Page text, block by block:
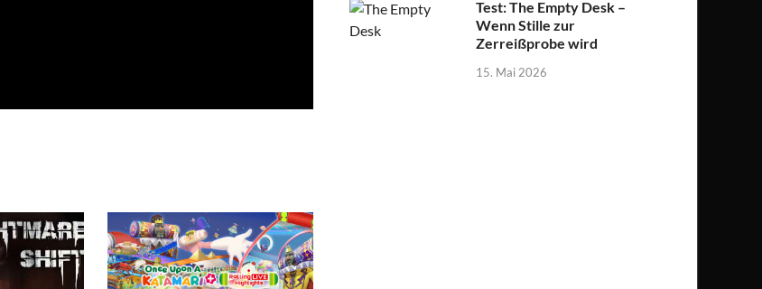
Test: The Empty Desk –
Wenn Stille zur
Zerreißprobe wird
15. Mai 2026